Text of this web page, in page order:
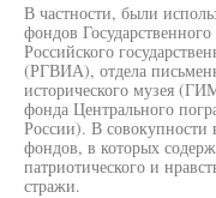
В частности, были
фондов
Российского
(РГВИА), отдела
исторического музея
фонда Центрального
России). В совокупности
фондов, в которых
патриотического и
стражи.